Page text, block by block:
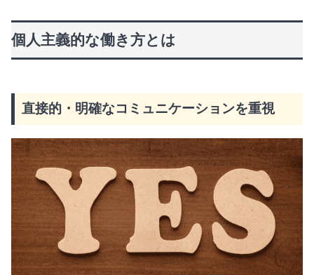
個人主義的な働き方とは
直接的・明確なコミュニケーションを重視